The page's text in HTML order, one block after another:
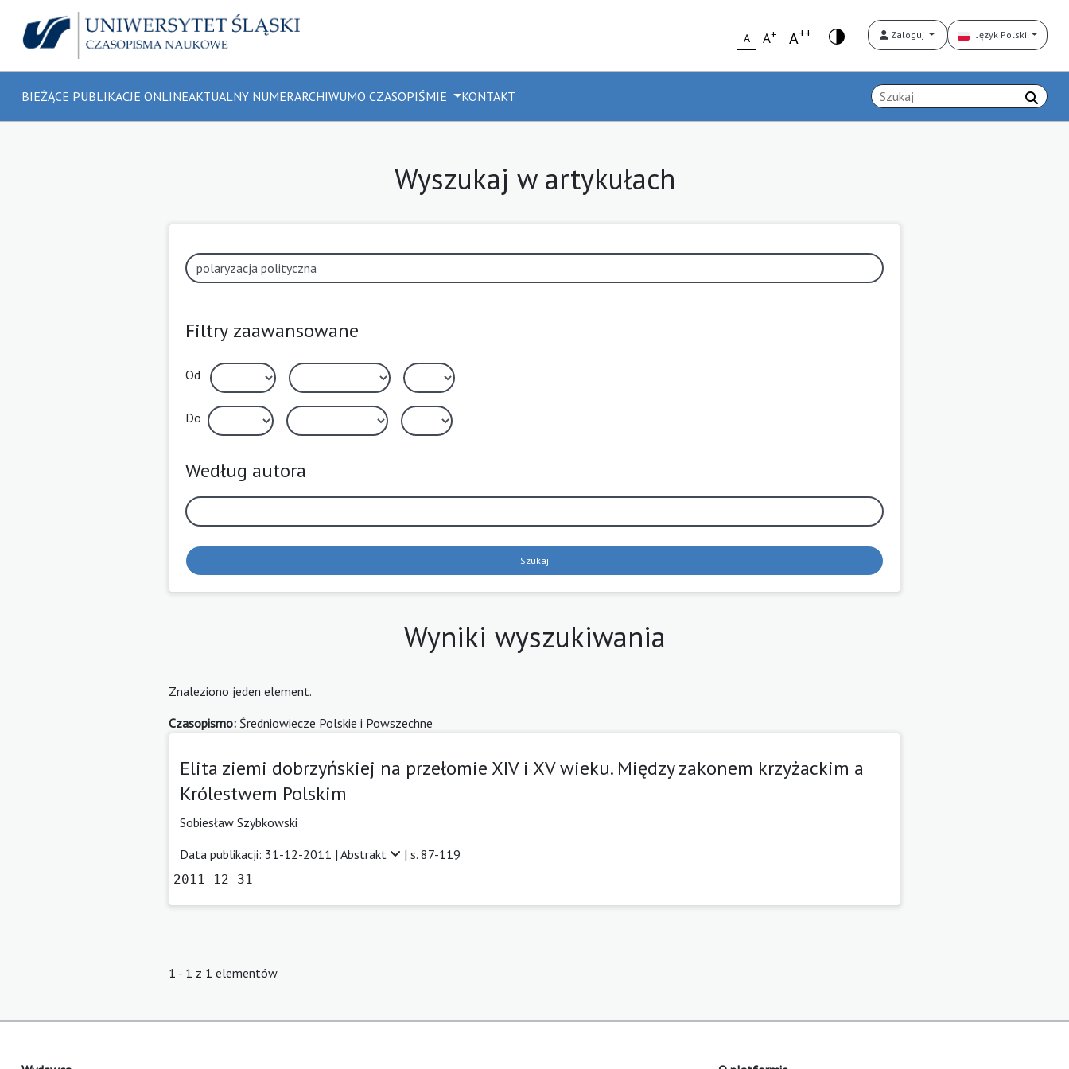
A A+ A++ Zaloguj Język Polski
BIEŻĄCE PUBLIKACJE ONLINEAKTUALNY NUMERARCHIWUMO CZASOPIŚMIE KONTAKT
Wyszukaj w artykułach
Filtry zaawansowane
Od
Do
Według autora
Szukaj
Wyniki wyszukiwania
Znaleziono jeden element.
Czasopismo: Średniowiecze Polskie i Powszechne
Elita ziemi dobrzyńskiej na przełomie XIV i XV wieku. Między zakonem krzyżackim a
Królestwem Polskim
Sobiesław Szybkowski
Data publikacji: 31-12-2011 | Abstrakt | s. 87-119
2011-12-31
1 - 1 z 1 elementów